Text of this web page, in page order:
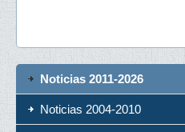
Noticias 2011-2026
Noticias 2004-2010